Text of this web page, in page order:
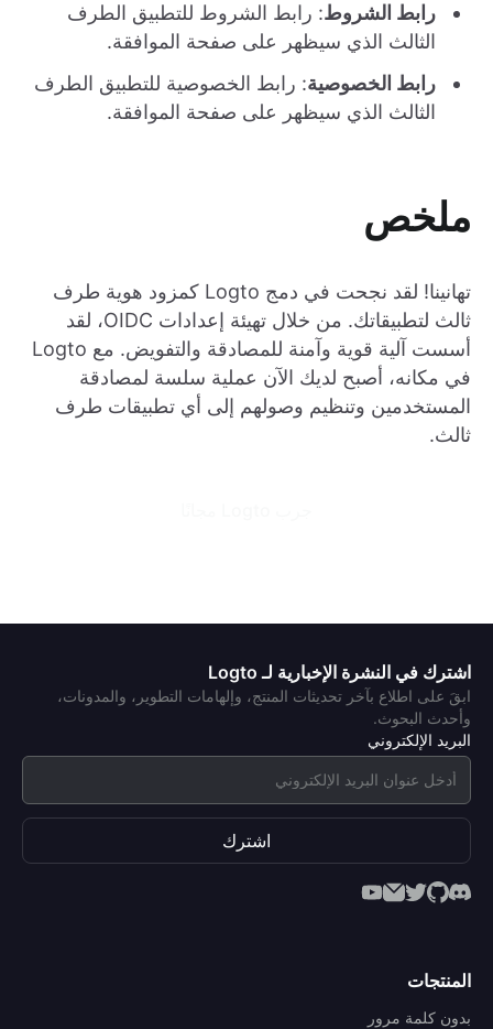
رابط الشروط: رابط الشروط للتطبيق الطرف
الثالث الذي سيظهر على صفحة الموافقة.
رابط الخصوصية: رابط الخصوصية للتطبيق الطرف
الثالث الذي سيظهر على صفحة الموافقة.
ملخص
تهانينا! لقد نجحت في دمج Logto كمزود هوية طرف
ثالث لتطبيقاتك. من خلال تهيئة إعدادات OIDC، لقد
أسست آلية قوية وآمنة للمصادقة والتفويض. مع Logto
في مكانه، أصبح لديك الآن عملية سلسة لمصادقة
المستخدمين وتنظيم وصولهم إلى أي تطبيقات طرف
ثالث.
اشترك في النشرة الإخبارية لـ Logto
ابقَ على اطلاع بآخر تحديثات المنتج، وإلهامات التطوير، والمدونات،
وأحدث البحوث.
البريد الإلكتروني
اشترك
المنتجات
بدون كلمة مرور